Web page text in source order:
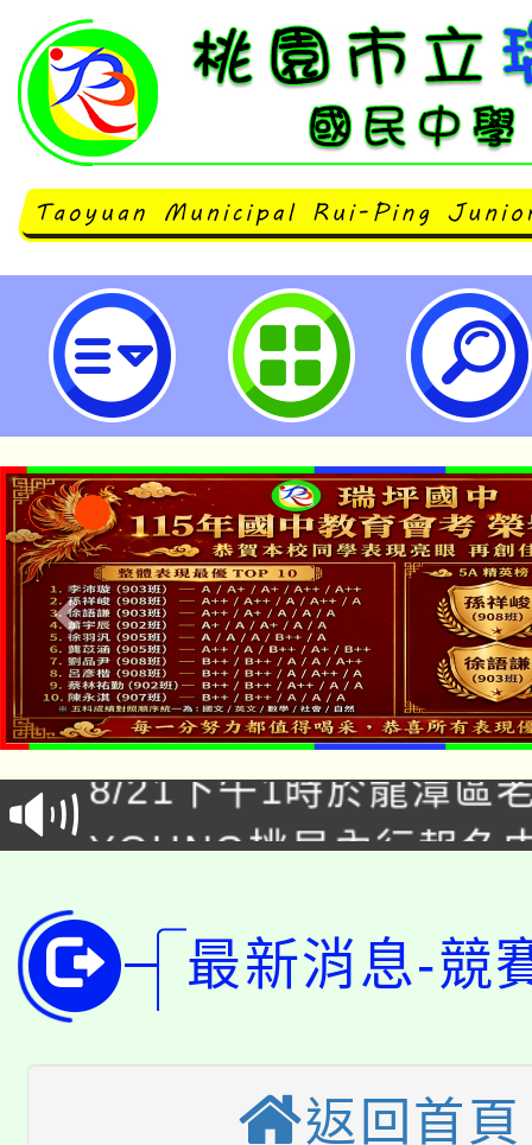
大園科技中心113學年度寒假學生
坪國民中學
「本色祭」8/29、30在
場熱烈登場!
8/21下午1時於龍潭區
徵才活動。
YOUNG桃局內行報名
開!
115年桃園市運動會8/
田徑場及游泳池舉行。
桃園市低收入戶享有免
視費優惠，中低收入戶
大園自造教育及科技中
份教師增能研習
大溪自造教育及科技
最新消息-競
返回首頁